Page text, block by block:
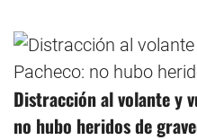
Distracción al volante y
no hubo heridos de